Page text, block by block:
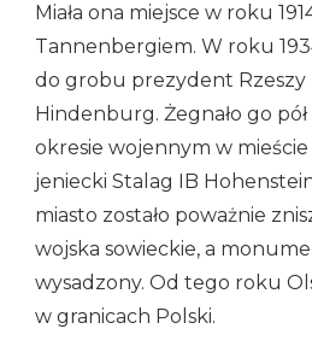
Miała ona miejsce w roku
Tannenbergiem. W roku
do grobu prezydent Rzeszy
Hindenburg. Żegnało go
okresie wojennym w mieście
jeniecki Stalag IB
miasto zostało poważnie
wojska sowieckie, a
wysadzony. Od tego roku
w granicach Polski.